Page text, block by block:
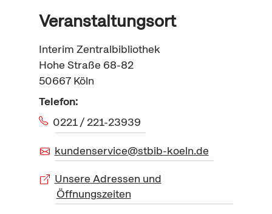
Veranstaltungsort
Interim Zentralbibliothek
Hohe Straße 68-82
50667 Köln
Telefon:
0221 / 221-23939
kundenservice@stbib-koeln.de
Unsere Adressen und
Öffnungszeiten